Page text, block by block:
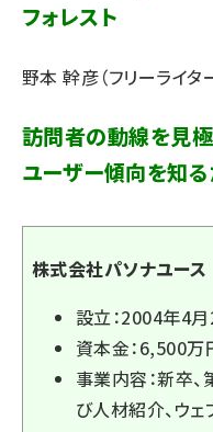
フォレスト
野本 幹彦（フリーライタ
訪問者の動線を見
ユーザー傾向を知
株式会社パソナユー
設立：2004年4
資本金：6,500万
事業内容：新卒
び人材紹介、ウェ